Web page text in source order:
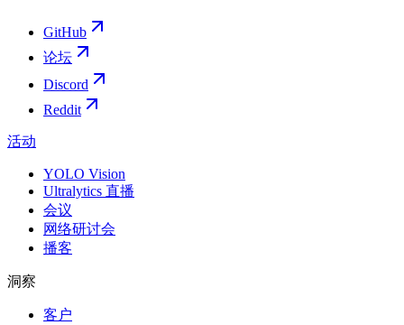
GitHub
论坛
Discord
Reddit
活动
YOLO Vision
Ultralytics 直播
会议
网络研讨会
播客
洞察
客户